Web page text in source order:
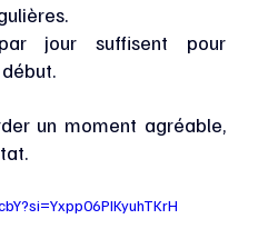
jour suffisent pour
un moment agréable,